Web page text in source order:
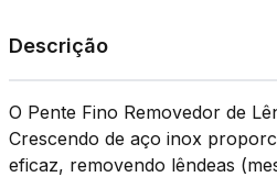
Descrição
O Pente Fino Removedor de
Crescendo de aço inox
eficaz, removendo lêndeas